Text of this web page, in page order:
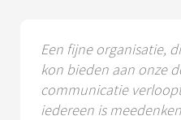
Een fijne organisatie,
kon bieden aan onze
communicatie
iedereen is